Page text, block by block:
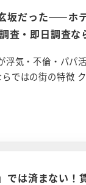
坂だった――ホ
査・即日調査
浮気・不倫・パパ
ではの街の特徴
では済まない